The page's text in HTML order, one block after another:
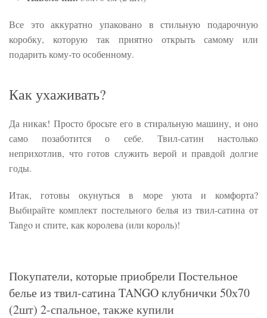
Все это аккуратно упаковано в стильную подарочную
коробку, которую так приятно открыть самому или
подарить кому-то особенному.
Как ухаживать?
Да никак! Просто бросьте его в стиральную машину, и оно
само позаботится о себе. Твил-сатин настолько
неприхотлив, что готов служить верой и правдой долгие
годы.
Итак, готовы окунуться в море уюта и комфорта?
Выбирайте комплект постельного белья из твил-сатина от
Tango и спите, как королева (или король)!
Покупатели, которые приобрели Постельное
белье из твил-сатина TANGO клубнички 50х70
(2шт) 2-спальное, также купили